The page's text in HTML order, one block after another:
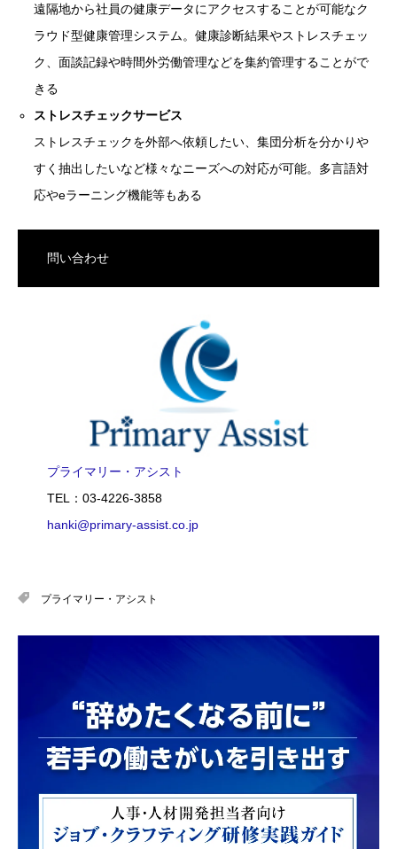
遠隔地から社員の健康データにアクセスすることが可能なク
ラウド型健康管理システム。健康診断結果やストレスチェッ
ク、面談記録や時間外労働管理などを集約管理することがで
きる
ストレスチェックサービス
ストレスチェックを外部へ依頼したい、集団分析を分かりや
すく抽出したいなど様々なニーズへの対応が可能。多言語対
応やeラーニング機能等もある
問い合わせ
プライマリー・アシスト
TEL：03-4226-3858
hanki@primary-assist.co.jp
プライマリー・アシスト